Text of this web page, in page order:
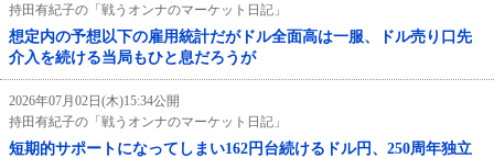
持田有紀子の「戦うオンナのマーケット日記」
想定内の予想以下の雇用統計だがドル全面高は一服、ドル売り口先
介入を続ける当局もひと息だろうが
2026年07月02日(木)15:34公開
持田有紀子の「戦うオンナのマーケット日記」
短期的サポートになってしまい162円台続けるドル円、250周年独立